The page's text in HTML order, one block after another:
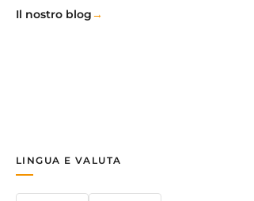
Il nostro blog
LINGUA E VALUTA